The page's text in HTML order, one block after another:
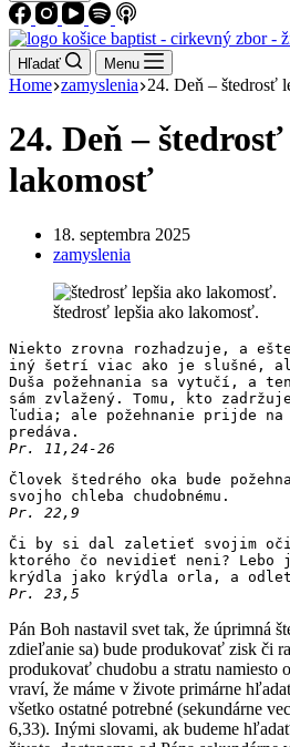
Hľadať Menu
Home zamyslenia 24. Deň – štedrosť
24. Deň –
lakomosť
18. septembra 2025
zamyslenia
štedrosť lepšia ako lakomosť.
Niekto zrovna rozhadzuje, a
iný šetrí viac ako je slušné,
Duša požehnania sa vytučí, a
sám zvlažený. Tomu, kto
ľudia; ale požehnanie prijde
predáva.
Pr. 11,24-26
Človek štedrého oka bude
svojho chleba chudobnému.
Pr. 22,9
Či by si dal zaletieť svojim
ktorého čo nevidieť neni?
krýdla jako krýdla orla, a
Pr. 23,5
Pán Boh nastavil svet tak, že úprimná
zdieľanie sa) bude produkovať zisk či
produkovať chudobu a stratu namiesto
vraví, že máme v živote primárne
všetko ostatné potrebné (sekundárne
6,33). Inými slovami, ak budeme